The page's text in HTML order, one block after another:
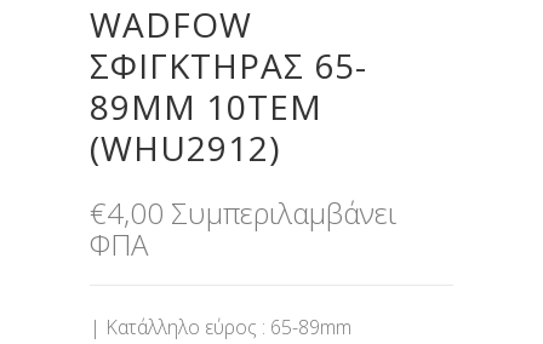
WADFOW
ΣΦΙΓΚΤΗΡΑΣ 65-
89MM 10ΤΕΜ
(WHU2912)
€4,00 Συμπεριλαμβάνει
ΦΠΑ
| Κατάλληλο εύρος : 65-89mm